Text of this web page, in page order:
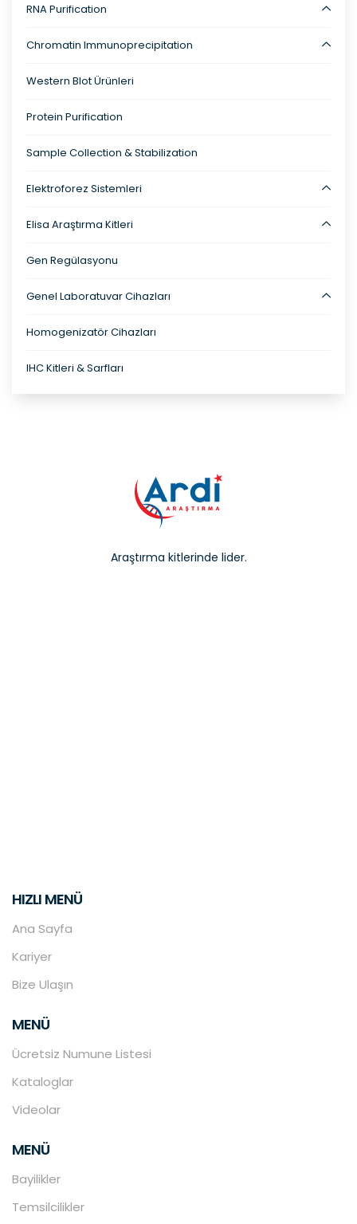
RNA Purification
Chromatin Immunoprecipitation
Western Blot Ürünleri
Protein Purification
Sample Collection & Stabilization
Elektroforez Sistemleri
Elisa Araştırma Kitleri
Gen Regülasyonu
Genel Laboratuvar Cihazları
Homogenizatör Cihazları
IHC Kitleri & Sarfları
Araştırma kitlerinde lider.
HIZLI MENÜ
Ana Sayfa
Kariyer
Bize Ulaşın
MENÜ
Ücretsiz Numune Listesi
Kataloglar
Videolar
MENÜ
Bayilikler
Temsilcilikler